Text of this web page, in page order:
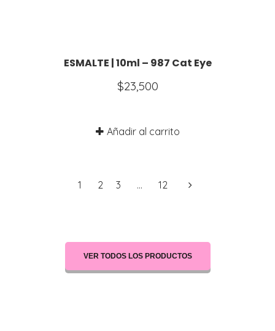
ESMALTE | 10ml – 987 Cat Eye
$23,500
Añadir al carrito
1 2 3 … 12
VER TODOS LOS PRODUCTOS